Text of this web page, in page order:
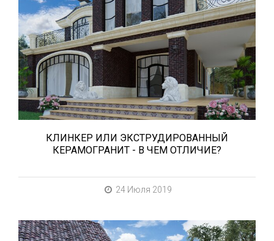
Сегодня «клинкером» называют все
подряд... и напольную плитку и ступени
(фронтальные, угловые) для облицовки
крыльца, фасадную плитку и другие
материалы преимущественно для
экстерьерной отделки домов, зон...
КЛИНКЕР ИЛИ ЭКСТРУДИРОВАННЫЙ
КЕРАМОГРАНИТ - В ЧЕМ ОТЛИЧИЕ?
24 Июля 2019